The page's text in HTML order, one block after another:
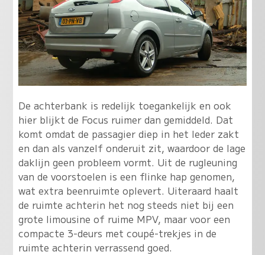
De achterbank is redelijk toegankelijk en ook
hier blijkt de Focus ruimer dan gemiddeld. Dat
komt omdat de passagier diep in het leder zakt
en dan als vanzelf onderuit zit, waardoor de lage
daklijn geen probleem vormt. Uit de rugleuning
van de voorstoelen is een flinke hap genomen,
wat extra beenruimte oplevert. Uiteraard haalt
de ruimte achterin het nog steeds niet bij een
grote limousine of ruime MPV, maar voor een
compacte 3-deurs met coupé-trekjes in de
ruimte achterin verrassend goed.